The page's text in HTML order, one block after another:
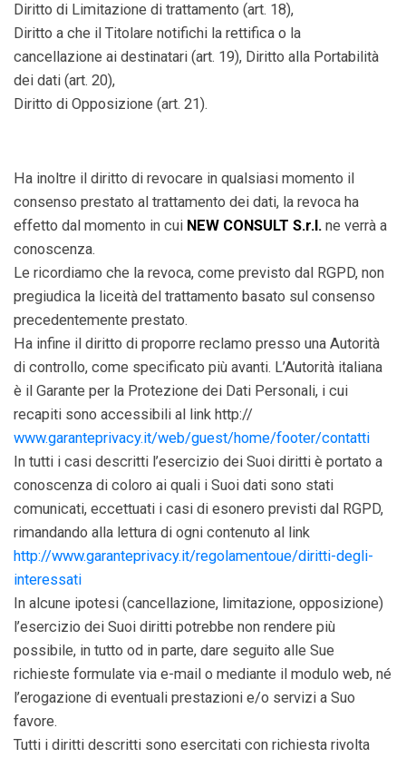
Diritto di Limitazione di trattamento (art. 18),
Diritto a che il Titolare notifichi la rettifica o la
cancellazione ai destinatari (art. 19), Diritto alla Portabilità
dei dati (art. 20),
Diritto di Opposizione (art. 21).
Ha inoltre il diritto di revocare in qualsiasi momento il
consenso prestato al trattamento dei dati, la revoca ha
effetto dal momento in cui NEW CONSULT S.r.l. ne verrà a
conoscenza.
Le ricordiamo che la revoca, come previsto dal RGPD, non
pregiudica la liceità del trattamento basato sul consenso
precedentemente prestato.
Ha infine il diritto di proporre reclamo presso una Autorità
di controllo, come specificato più avanti. L’Autorità italiana
è il Garante per la Protezione dei Dati Personali, i cui
recapiti sono accessibili al link http://
www.garanteprivacy.it/web/guest/home/footer/contatti
In tutti i casi descritti l’esercizio dei Suoi diritti è portato a
conoscenza di coloro ai quali i Suoi dati sono stati
comunicati, eccettuati i casi di esonero previsti dal RGPD,
rimandando alla lettura di ogni contenuto al link
http://www.garanteprivacy.it/regolamentoue/diritti-degli-
interessati
In alcune ipotesi (cancellazione, limitazione, opposizione)
l’esercizio dei Suoi diritti potrebbe non rendere più
possibile, in tutto od in parte, dare seguito alle Sue
richieste formulate via e-mail o mediante il modulo web, né
l’erogazione di eventuali prestazioni e/o servizi a Suo
favore.
Tutti i diritti descritti sono esercitati con richiesta rivolta